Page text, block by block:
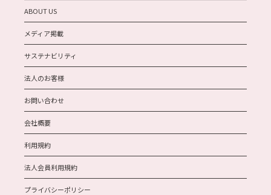
ABOUT US
メディア掲載
サステナビリティ
法人のお客様
お問い合わせ
会社概要
利用規約
法人会員利用規約
プライバシーポリシー